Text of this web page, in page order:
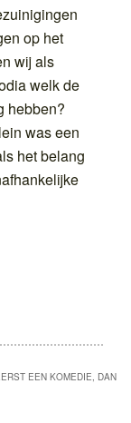
op het
wij als
welk de
hebben?
was een
het belang
EEN KOMEDIE, DAN